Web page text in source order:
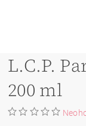
L.C.P.
200 ml